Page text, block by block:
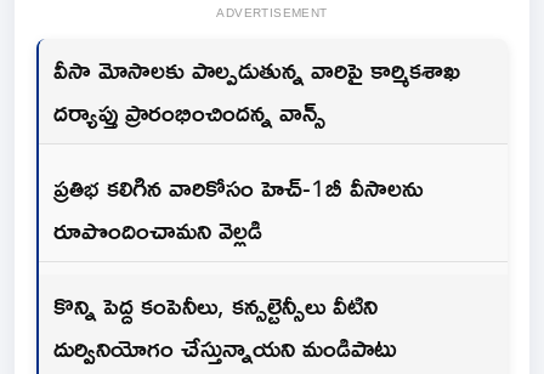
ADVERTISEMENT
వీసా మోసాలకు పాల్పడుతున్న వారిపై కార్మికశాఖ
దర్యాప్తు ప్రారంభించిందన్న వాన్స్
ప్రతిభ కలిగిన వారికోసం హెచ్-1బీ వీసాలను
రూపొందించామని వెల్లడి
కొన్ని పెద్ద కంపెనీలు, కన్సల్టెన్సీలు వీటిని
దుర్వినియోగం చేస్తున్నాయని మండిపాటు